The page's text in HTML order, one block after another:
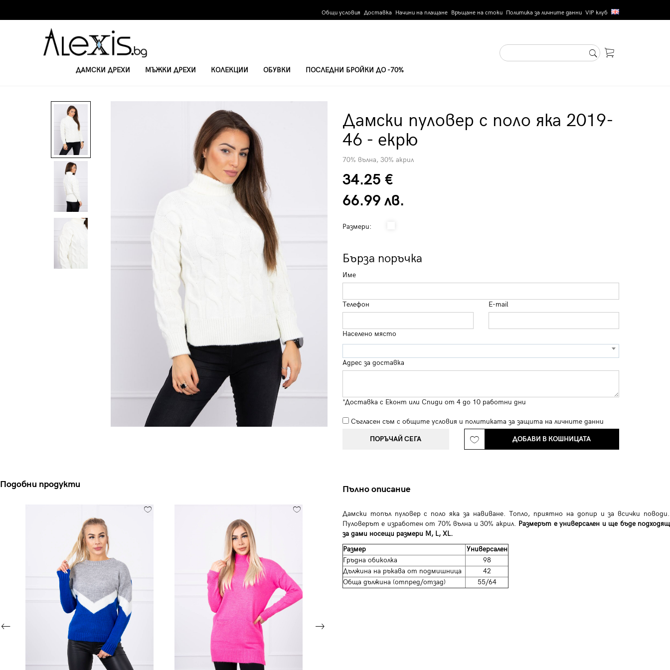
Общи условия Доставка Начини на плащане Връщане на стоки Политика за личните данни VIP клуб
ДАМСКИ ДРЕХИ МЪЖКИ ДРЕХИ КОЛЕКЦИИ ОБУВКИ ПОСЛЕДНИ БРОЙКИ ДО -70%
Дамски пуловер с поло яка 2019-
46 - екрю
70% вълна, 30% акрил
34.25 €
66.99 лв.
Размери:
Бърза поръчка
Име
Телефон E-mail
Населено място
Адрес за доставка
*Доставка с Еконт или Спиди от 4 до 10 работни дни
Съгласен съм с общите условия и политиката за защита на личните данни
ПОРЪЧАЙ СЕГА ДОБАВИ В КОШНИЦАТА
Подобни продукти Пълно описание
Дамски топъл пуловер с поло яка за навиване. Топло, приятно на допир и за всички поводи.
Пуловерът е изработен от 70% вълна и 30% акрил. Размерът е универсален и ще бъде подходящ
за дами носещи размери M, L, XL.
Размер
Универсален
Гръдна обиколка
98
Дължина на ръкава от подмишница
42
Обща дължина (отпред/отзад)
55/64